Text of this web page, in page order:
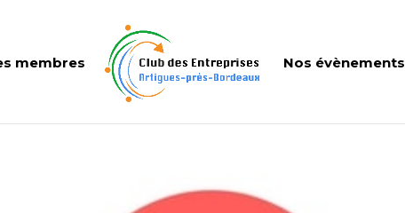
membres Nos évènements